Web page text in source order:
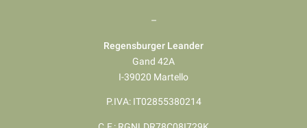
–
Regensburger Leander
Gand 42A
I-39020 Martello
P.IVA: IT02855380214